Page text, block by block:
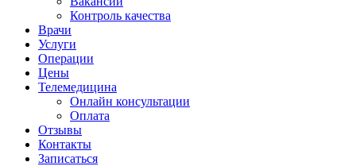
Контроль качества
Врачи
Услуги
Операции
Цены
Телемедицина
Онлайн консультации
Оплата
Отзывы
Контакты
Записаться